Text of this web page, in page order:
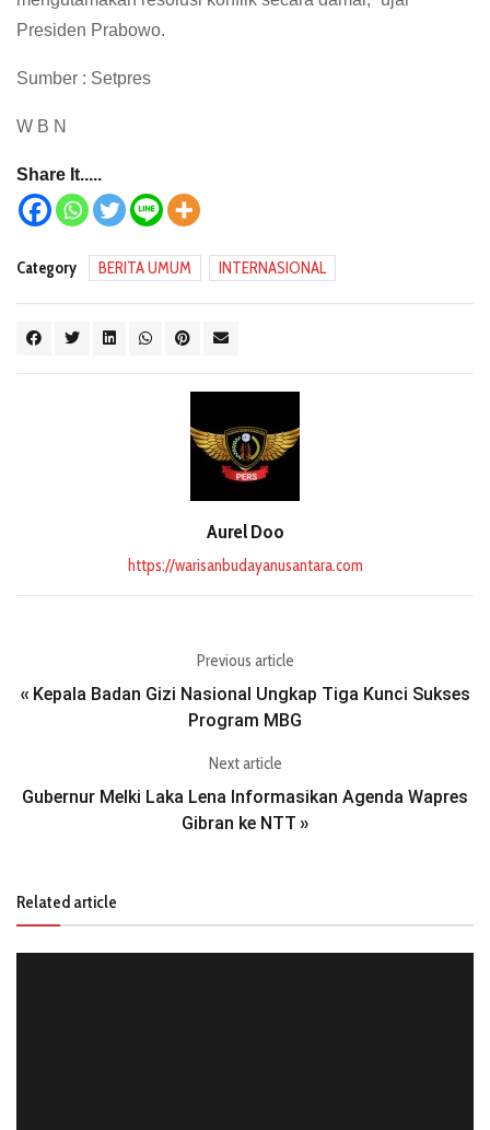
Presiden Prabowo.
Sumber : Setpres
W B N
Share It.....
Category BERITA UMUM INTERNASIONAL
Aurel Doo
https://warisanbudayanusantara.com
Previous article
« Kepala Badan Gizi Nasional Ungkap Tiga Kunci Sukses
Program MBG
Next article
Gubernur Melki Laka Lena Informasikan Agenda Wapres
Gibran ke NTT »
Related article